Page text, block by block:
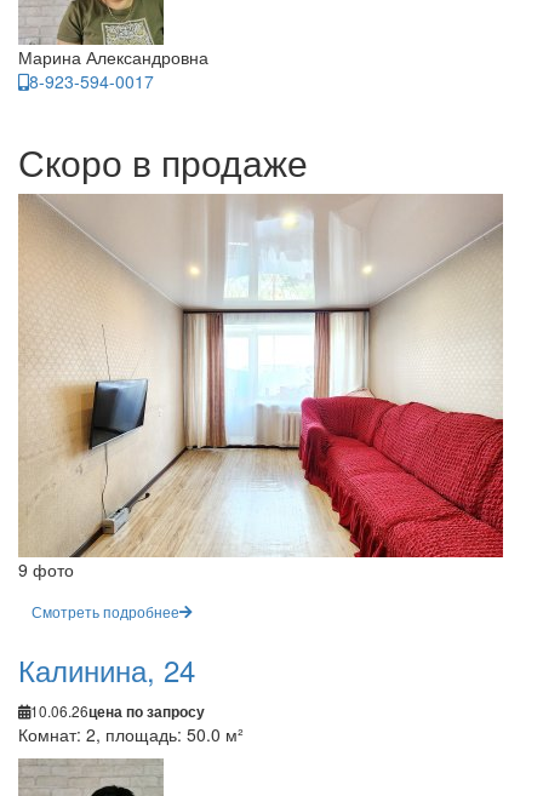
Марина Александровна
8-923-594-0017
Скоро в продаже
9 фото
Смотреть подробнее
Калинина, 24
10.06.26цена по запросу
Комнат: 2, площадь: 50.0 м²